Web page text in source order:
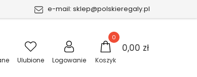
e-mail: sklep@polskieregaly.pl
Ulubione Logowanie Koszyk
0
0,00 zł